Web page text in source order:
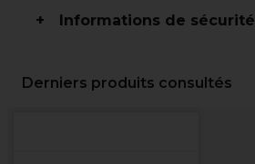
Informations de sécurité
Derniers produits consultés